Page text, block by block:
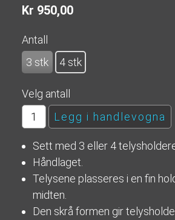
Kr 950,00
Antall
3 stk
4 stk
Velg antall
Sett med 3 eller 4
Håndlaget.
Telysene plasseres i en fin
midten.
Den skrå formen gir